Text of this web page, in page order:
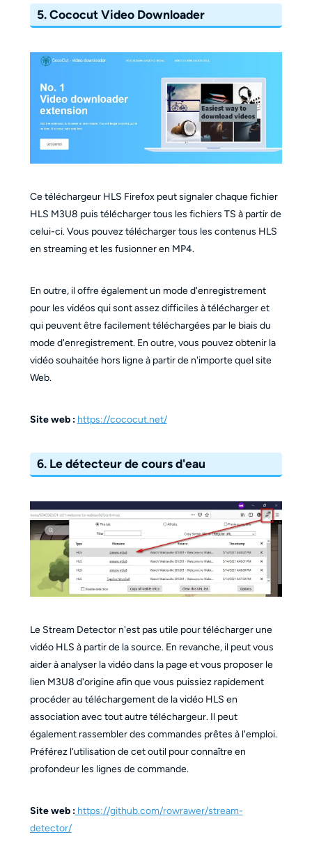
5. Cococut Video Downloader
Ce téléchargeur HLS Firefox peut signaler chaque fichier
HLS M3U8 puis télécharger tous les fichiers TS à partir de
celui-ci. Vous pouvez télécharger tous les contenus HLS
en streaming et les fusionner en MP4.
En outre, il offre également un mode d'enregistrement
pour les vidéos qui sont assez difficiles à télécharger et
qui peuvent être facilement téléchargées par le biais du
mode d'enregistrement. En outre, vous pouvez obtenir la
vidéo souhaitée hors ligne à partir de n'importe quel site
Web.
Site web : https://cococut.net/
6. Le détecteur de cours d'eau
Le Stream Detector n'est pas utile pour télécharger une
vidéo HLS à partir de la source. En revanche, il peut vous
aider à analyser la vidéo dans la page et vous proposer le
lien M3U8 d'origine afin que vous puissiez rapidement
procéder au téléchargement de la vidéo HLS en
association avec tout autre téléchargeur. Il peut
également rassembler des commandes prêtes à l'emploi.
Préférez l'utilisation de cet outil pour connaître en
profondeur les lignes de commande.
Site web :https://github.com/rowrawer/stream-
detector/